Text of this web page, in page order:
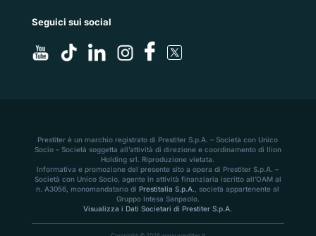
Seguici sui social
Prestiter è un marchio registrato di Prestiter S.p.A. – Società con Unico
Socio – Società soggetta all’attività di direzione e coordinamento di Ilion
Holding srl. Riproduzione vietata.
Informativa e promozione del presente sito a opera di Prestiter S.p.A. –
Società con Unico Socio, agente in attività finanziaria iscritto all’OAM al
n. A3056, monomandatario diPrestitalia S.p.A., società appartenente al
Gruppo Intesa Sanpaolo.
Visualizza i Dati Societari di Prestiter S.p.A.